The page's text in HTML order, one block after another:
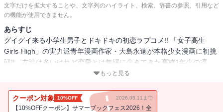
文字だけを拡大することや、文字列のハイライト、検索、辞書の参照、引用など
の機能が使用できません。
あらすじ
グイグイ来る小学生男子とドキドキの初恋ラブコメ!! 「女子高生
Girls-High」の実力派青年漫画作家・大島永遠が本格少女漫画に初挑
戦!! 友達は多いけれど恋愛とは無縁に生きてきた高校1年生の凜
音。そんな彼女は、文化祭の日に少し不思議な雰囲気の男の子と出
版】」１巻を１話ごとに分冊したものです。購入の際はご注意くだ
さい。】
もっと見る
クーポン対象 10%OFF 2026.08.11まで
【10%OFFクーポン】サマーブックフェス2026！全